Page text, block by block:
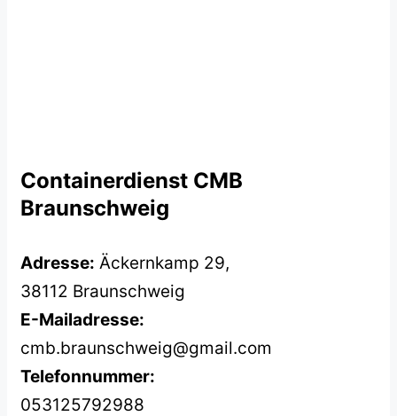
Containerdienst CMB
Braunschweig
Adresse: Äckernkamp 29,
38112 Braunschweig
E-Mailadresse:
cmb.braunschweig@gmail.com
Telefonnummer:
053125792988